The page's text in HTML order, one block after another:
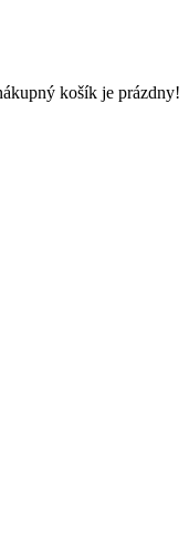
košík je prázdny!